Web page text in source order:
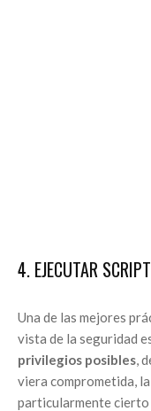
4. EJECUTAR
Una de las mejores
vista de la seguridad
privilegios posibles,
viera comprometida,
particularmente cierto